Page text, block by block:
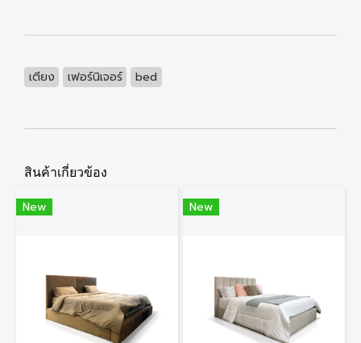
เตียง เฟอร์นิเจอร์ bed
สินค้าเกี่ยวข้อง
New New